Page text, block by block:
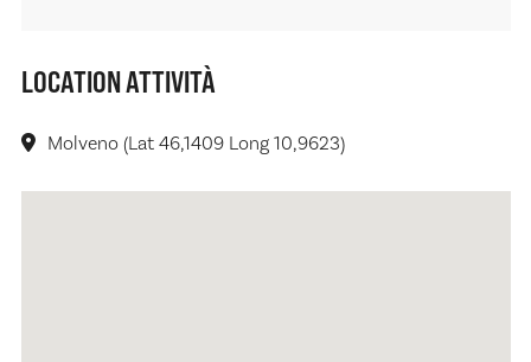
LOCATION ATTIVITÀ
Molveno (Lat 46,1409 Long 10,9623)